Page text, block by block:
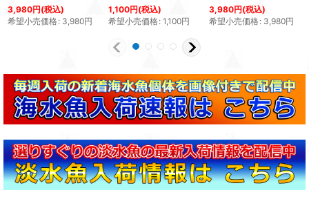
3,980円(税込)
希望小売価格: 3,980円
1,100円(税込)
希望小売価格: 1,100円
3,980円(税込)
希望小売価格: 3,980円